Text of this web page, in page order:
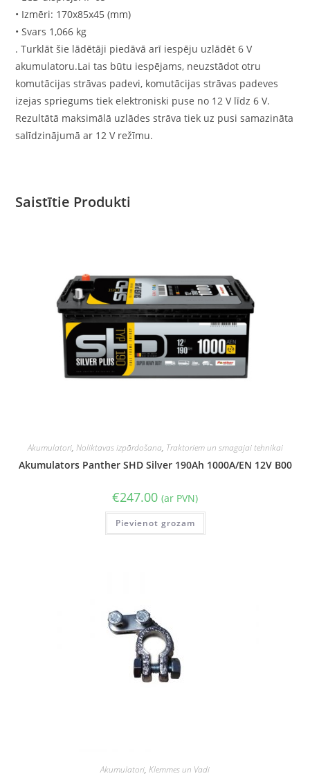
• Izmēri: 170x85x45 (mm)
• Svars 1,066 kg
. Turklāt šie lādētāji piedāvā arī iespēju uzlādēt 6 V
akumulatoru.Lai tas būtu iespējams, neuzstādot otru
komutācijas strāvas padevi, komutācijas strāvas padeves
izejas spriegums tiek elektroniski puse no 12 V līdz 6 V.
Rezultātā maksimālā uzlādes strāva tiek uz pusi samazināta
salīdzinājumā ar 12 V režīmu.
Saistītie Produkti
Akumulatori, Noliktavas izpārdošana, Traktoriem un smagajai tehnikai
Akumulators Panther SHD Silver 190Ah 1000A/EN 12V B00
€247.00 (ar PVN)
Pievienot grozam
Akumulatori, Klemmes un Vadi